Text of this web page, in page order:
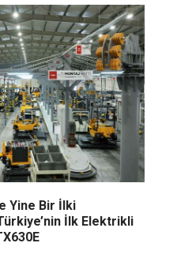
Yine Bir İlki
İlk Elektrikli